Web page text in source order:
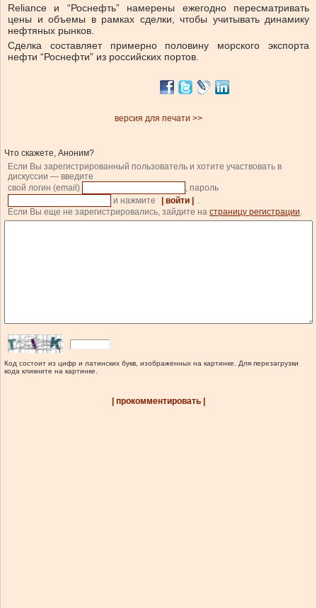
Reliance и “Роснефть” намерены ежегодно пересматривать
цены и объемы в рамках сделки, чтобы учитывать динамику
нефтяных рынков.
Сделка составляет примерно половину морского экспорта
нефти “Роснефти” из российских портов.
версия для печати >>
Что скажете, Аноним?
Если Вы зарегистрированный пользователь и хотите участвовать в
дискуссии — введите
свой логин (email)
, пароль
и нажмите
| войти |
.
Если Вы еще не зарегистрировались, зайдите на страницу регистрации.
Код состоит из цифр и латинских букв, изображенных на картинке. Для перезагрузки
кода кликните на картинке.
| прокомментировать |